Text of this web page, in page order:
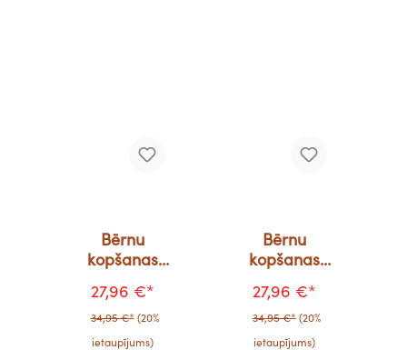
Bērnu
kopšanas
punktiņi
27,96 €*
34,95 €* (20%
ietaupījums)
Bērnu
kopšanas
Rozā puķes
27,96 €*
34,95 €* (20%
ietaupījums)